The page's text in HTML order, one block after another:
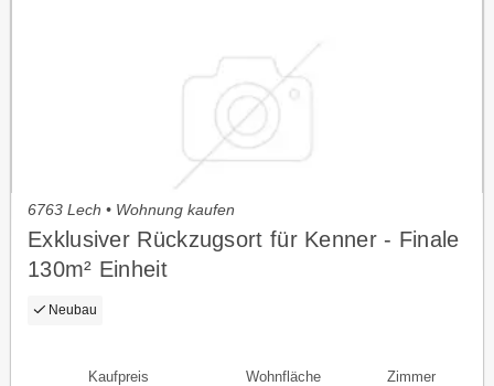
6763 Lech • Wohnung kaufen
Exklusiver Rückzugsort für Kenner - Finale
130m² Einheit
Neubau
Kaufpreis Wohnfläche Zimmer